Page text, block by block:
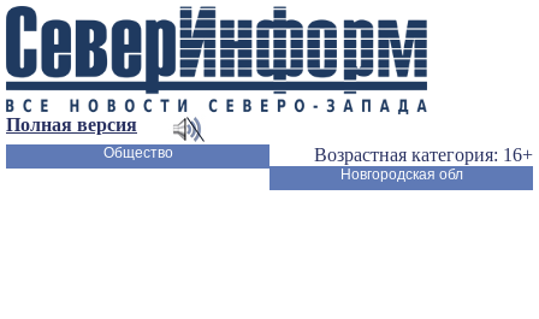
Полная версия
Возрастная категория: 16+
Общество
Новгородская обл